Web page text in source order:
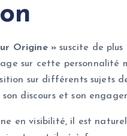
Origine » suscite de
sur cette personnalité
sur différents
discours et son
en visibilité, il est